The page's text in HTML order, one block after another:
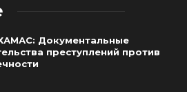
Документальные
преступлений против